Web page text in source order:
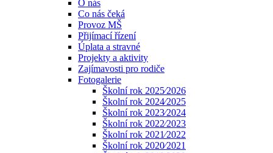
O nás
Co nás čeká
Provoz MŠ
Přijímací řízení
Úplata a stravné
Projekty a aktivity
Zajímavosti pro rodiče
Fotogalerie
Školní rok 2025⁄2026
Školní rok 2024⁄2025
Školní rok 2023⁄2024
Školní rok 2022⁄2023
Školní rok 2021⁄2022
Školní rok 2020⁄2021